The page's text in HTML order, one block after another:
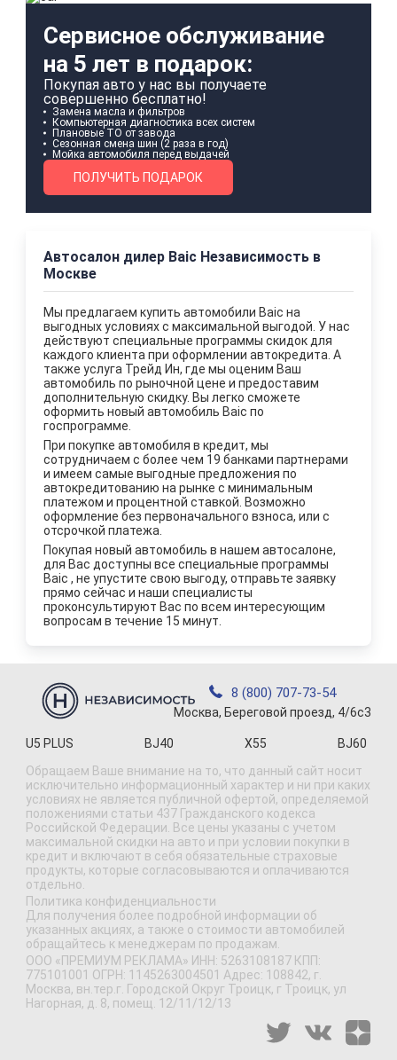
Сервисное обслуживание
на 5 лет в подарок:
Покупая авто у нас вы получаете
совершенно бесплатно!
Замена масла и фильтров
Компьютерная диагностика всех систем
Плановые ТО от завода
Сезонная смена шин (2 раза в год)
Мойка автомобиля перед выдачей
ПОЛУЧИТЬ ПОДАРОК
Автосалон дилер Baic Независимость в
Москве
Мы предлагаем купить автомобили Baic на
выгодных условиях с максимальной выгодой. У нас
действуют специальные программы скидок для
каждого клиента при оформлении автокредита. А
также услуга Трейд Ин, где мы оценим Ваш
автомобиль по рыночной цене и предоставим
дополнительную скидку. Вы легко сможете
оформить новый автомобиль Baic по
госпрограмме.
При покупке автомобиля в кредит, мы
сотрудничаем с более чем 19 банками партнерами
и имеем самые выгодные предложения по
автокредитованию на рынке с минимальным
платежом и процентной ставкой. Возможно
оформление без первоначального взноса, или с
отсрочкой платежа.
Покупая новый автомобиль в нашем автосалоне,
для Вас доступны все специальные программы
Baic , не упустите свою выгоду, отправьте заявку
прямо сейчас и наши специалисты
проконсультируют Вас по всем интересующим
вопросам в течение 15 минут.
8 (800) 707-73-54
Москва, Береговой проезд, 4/6с3
U5 PLUS BJ40 X55
BJ60
Обращаем Ваше внимание на то, что данный сайт носит
исключительно информационный характер и ни при каких
условиях не является публичной офертой, определяемой
положениями статьи 437 Гражданского кодекса
Российской Федерации. Все цены указаны с учетом
максимальной скидки на авто и при условии покупки в
кредит и включают в себя обязательные страховые
продукты, которые согласовываются и оплачиваются
отдельно.
Политика конфиденциальности
Для получения более подробной информации об
указанных акциях, а также о стоимости автомобилей
обращайтесь к менеджерам по продажам.
ООО «ПРЕМИУМ РЕКЛАМА» ИНН: 5263108187 КПП:
775101001 ОГРН: 1145263004501 Адрес: 108842, г.
Москва, вн.тер.г. Городской Округ Троицк, г Троицк, ул
Нагорная, д. 8, помещ. 12/11/12/13